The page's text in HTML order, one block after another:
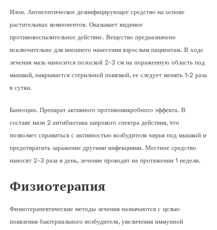
Илон. Антисептическое дезинфицирующее средство на основе
растительных компонентов. Оказывает видимое
противовоспалительное действие. Вещество предназначено
исключительно для внешнего нанесения взрослым пациентам. В ходе
лечения мазь наносится полоской 2-3 см на пораженную область под
мышкой, накрывается стерильной повязкой, ее следует менять 1-2 раза
в сутки.
Банеоцин. Препарат активного противомикробного эффекта. В
составе мази 2 антибиотика широкого спектра действия, что
позволяет справиться с активностью возбудителя чирья под мышкой и
предотвратить заражение другими инфекциями. Местное средство
наносят 2-3 раза в день, лечение проводят на протяжении 1 недели.
Физиотерапия
Физиотерапевтические методы лечения назначаются с целью
появления бактериального возбудителя, увеличения иммунной